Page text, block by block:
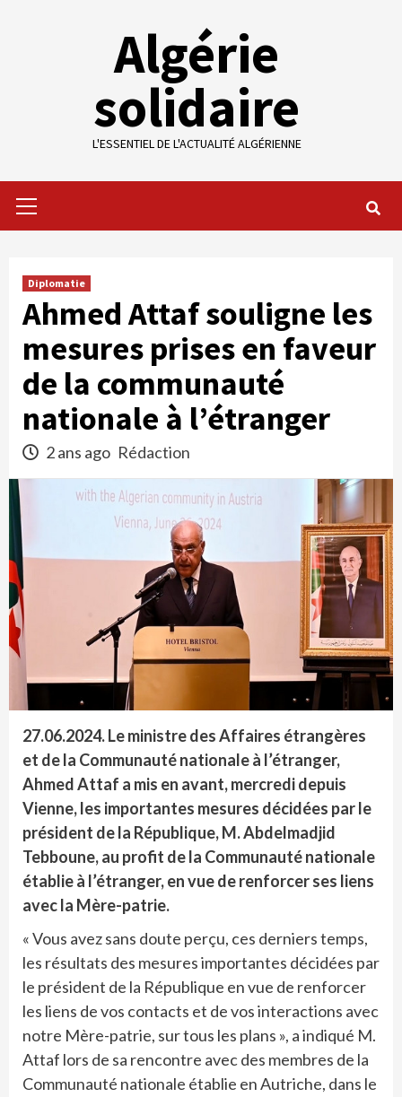
Algérie
solidaire
L'ESSENTIEL DE L'ACTUALITÉ ALGÉRIENNE
Menu
Diplomatie
Ahmed Attaf souligne les
mesures prises en faveur
de la communauté
nationale à l’étranger
2 ans ago Rédaction
27.06.2024.Le ministre des Affaires étrangères
et de la Communauté nationale à l’étranger,
Ahmed Attaf a mis en avant, mercredi depuis
Vienne, les importantes mesures décidées par le
président de la République, M. Abdelmadjid
Tebboune, au profit de la Communauté nationale
établie à l’étranger, en vue de renforcer ses liens
avec la Mère-patrie.
« Vous avez sans doute perçu, ces derniers temps,
les résultats des mesures importantes décidées par
le président de la République en vue de renforcer
les liens de vos contacts et de vos interactions avec
notre Mère-patrie, sur tous les plans », a indiqué M.
Attaf lors de sa rencontre avec des membres de la
Communauté nationale établie en Autriche, dans le